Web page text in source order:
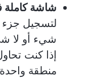
شاشة
لتسجيل
شيء أو لا
إذا كنت
منطقة